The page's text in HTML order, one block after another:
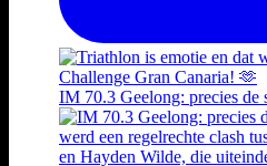
IM 70.3 Geelong: precies de